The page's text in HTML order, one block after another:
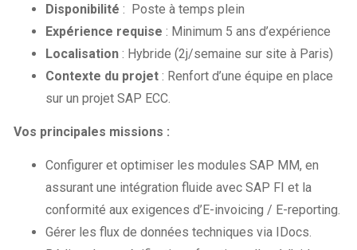
Disponibilité : Poste à temps plein
Expérience requise : Minimum 5 ans d’expérience
Localisation: Hybride (2j/semaine sur site à Paris)
Contexte du projet: Renfort d’une équipe en place
sur un projet SAP ECC.
Vos principales missions :
Configurer et optimiser les modules SAP MM, en
assurant une intégration fluide avec SAP FI et la
conformité aux exigences d’E-invoicing / E-reporting.
Gérer les flux de données techniques via IDocs.